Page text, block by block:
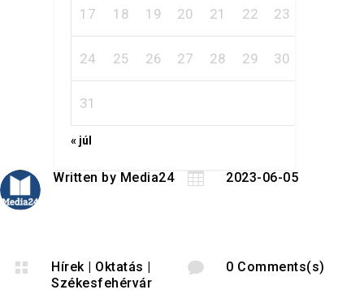
17 18 19 20 21 22 23
24 25 26 27 28 29 30
31
« júl
Written by Media24  2023-06-05
 Hírek | Oktatás |
Székesfehérvár
 0 Comments(s)